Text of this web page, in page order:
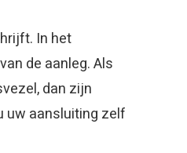
In het
de aanleg. Als
dan zijn
uw aansluiting zelf